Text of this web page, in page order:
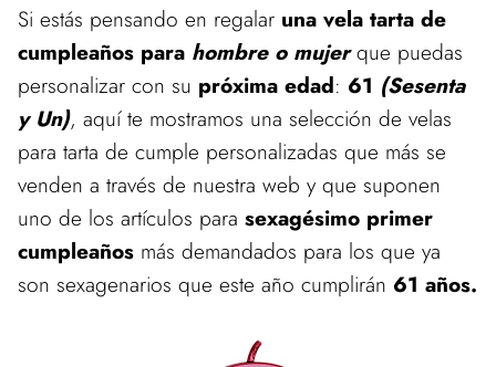
Si estás pensando en regalar una vela tarta de
cumpleaños para hombre o mujerque puedas
personalizar con su próxima edad: 61 (Sesenta
y Un), aquí te mostramos una selección de velas
para tarta de cumple personalizadas que más se
venden a través de nuestra web y que suponen
uno de los artículos para sexagésimo primer
cumpleaños más demandados para los que ya
son sexagenarios que este año cumplirán 61 años.